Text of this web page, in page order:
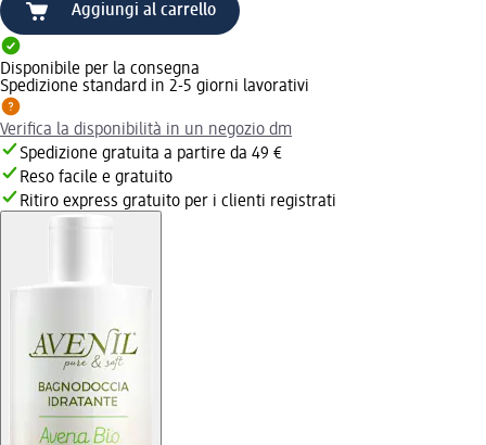
Aggiungi al carrello
Disponibile per la consegna
Spedizione standard in 2-5 giorni lavorativi
Verifica la disponibilità in un negozio dm
Spedizione gratuita a partire da 49 €
Reso facile e gratuito
Ritiro express gratuito per i clienti registrati